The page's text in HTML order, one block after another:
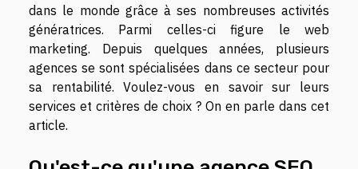
dans le monde grâce à ses nombreuses activités
génératrices. Parmi celles-ci figure le web
marketing. Depuis quelques années, plusieurs
agences se sont spécialisées dans ce secteur pour
sa rentabilité. Voulez-vous en savoir sur leurs
services et critères de choix ? On en parle dans cet
article.